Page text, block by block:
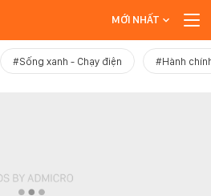
MỚI NHẤT
#Sống xanh - Chạy điện #Hành